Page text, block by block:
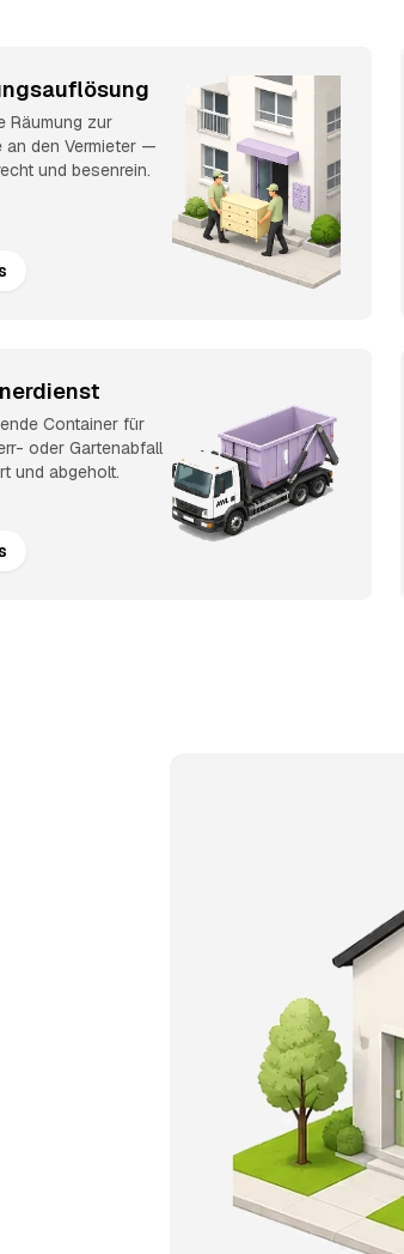
Räumung zur
an den Vermieter —
und besenrein.
Container für
oder Gartenabfall
und abgeholt.